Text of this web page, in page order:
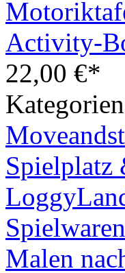
Activity-
22,00 €*
Kategorien
Spielplatz
Spielwaren
Malen